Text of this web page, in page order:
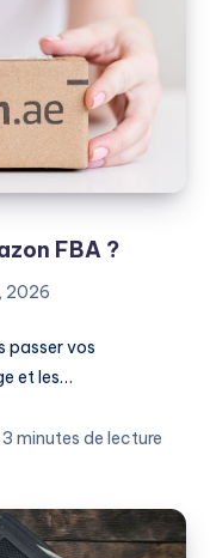
FBA ?
2026
passer vos
et les…
3 minutes de lecture